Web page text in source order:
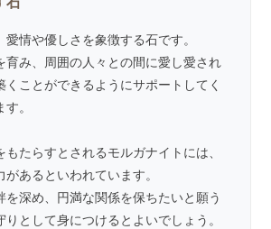
愛情や優しさを象徴する石です。
育み、周囲の人々との間に愛し愛され
くことができるようにサポートしてく
。
たらすとされるモルガナイトには、
あるといわれています。
を深め、円満な関係を保ちたいと願う
として身につけるとよいでしょう。